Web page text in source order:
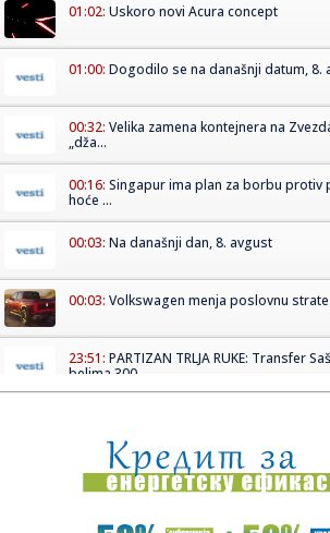
01:02: Uskoro novi Acura concept
01:00: Dogodilo se na današnji datum, 8.
00:32: Velika zamena kontejnera na
„dža...
00:16: Singapur ima plan za borbu protiv
hoće ...
00:03: Na današnji dan, 8. avgust
00:03: Volkswagen menja poslovnu
23:51: PARTIZAN TRLJA RUKE: Transfer
belima 300...
23:47:Srpkinje pronašle novčanik u